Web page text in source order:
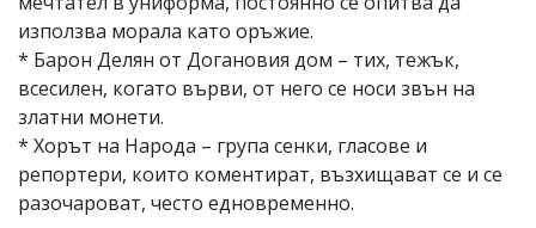
използва морала като оръжие.
* Барон Делян от Догановия дом – тих, тежък,
всесилен, когато върви, от него се носи звън на
златни монети.
* Хорът на Народа – група сенки, гласове и
репортери, които коментират, възхищават се и се
разочароват, често едновременно.